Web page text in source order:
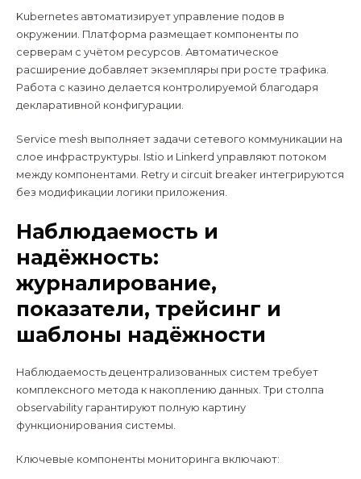
Kubernetes автоматизирует управление подов в
окружении. Платформа размещает компоненты по
серверам с учётом ресурсов. Автоматическое
расширение добавляет экземпляры при росте трафика.
Работа с казино делается контролируемой благодаря
декларативной конфигурации.
Service mesh выполняет задачи сетевого коммуникации на
слое инфраструктуры. Istio и Linkerd управляют потоком
между компонентами. Retry и circuit breaker интегрируются
без модификации логики приложения.
Наблюдаемость и
надёжность:
журналирование,
показатели, трейсинг и
шаблоны надёжности
Наблюдаемость децентрализованных систем требует
комплексного метода к накоплению данных. Три столпа
observability гарантируют полную картину
функционирования системы.
Ключевые компоненты мониторинга включают: